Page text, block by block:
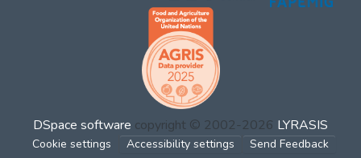
DSpace software copyright © 2002-2026 LYRASIS
Cookie settings Accessibility settings Send Feedback